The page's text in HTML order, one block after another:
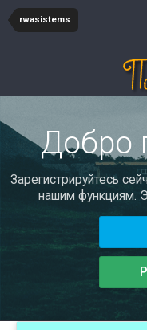
rwasistems
Добро
Зарегистрируйтесь
нашим функциям.